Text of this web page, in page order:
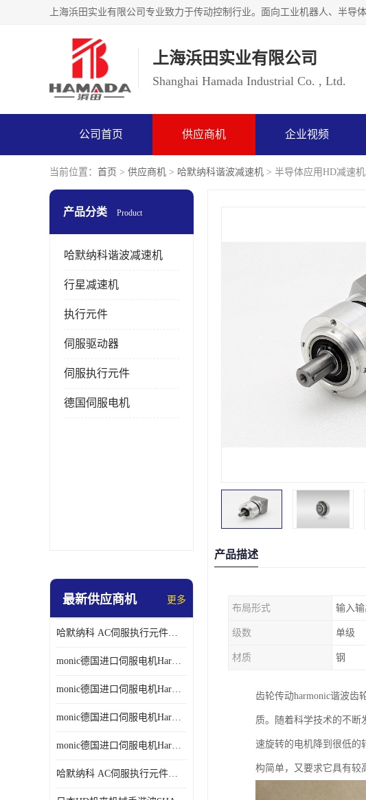
上海浜田实业有限公司
Shanghai Hamada Industrial Co. , Ltd.
公司首页 供应商机 企业视频
当前位置： 首页 > 供应商机 > 哈默纳科谐波减速机 > 半导体应用HD减速
产品分类 Product
哈默纳科谐波减速机
行星减速机
执行元件
伺服驱动器
伺服执行元件
德国伺服电机
最新供应商机 更多
哈默纳科 AC伺服执行元件扁平型SHA系列 议价
monic德国进口伺服电机Har中国总代理单价
monic德国进口伺服电机Har中国总代理代理
monic德国进口伺服电机Har中国总代理公司
monic德国进口伺服电机Har中国总代理供应
哈默纳科 AC伺服执行元件扁平型SHA系列
产品描述
布局形式 输入
级数 单级
材质 钢
齿轮传动harmonic谐波齿
质。随着科学技术的不断
速旋转的电机降到很低的
构简单，又要求它具有较